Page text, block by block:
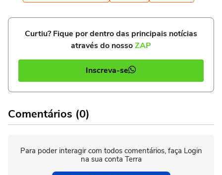
Curtiu? Fique por dentro das principais notícias
através do nossoZAP
Inscreva-se
Comentários (0)
Para poder interagir com todos comentários, faça Login
na sua conta Terra